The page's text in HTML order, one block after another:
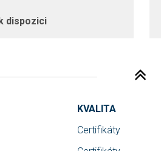
dispozici
KVALITA
Certifikáty